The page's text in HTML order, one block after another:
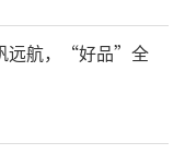
远航，“好品”全